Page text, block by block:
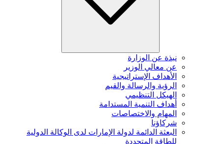
نبذة عن الوزارة
عن معالي الوزير
الأهداف الإستراتيجية
الرؤية والرسالة والقيم
الهيكل التنظيمي
أهداف التنمية المستدامة
المهام والاختصاصات
شركاؤنا
البعثة الدائمة لدولة الإمارات لدى الوكالة الدولية
للطاقة المتجددة